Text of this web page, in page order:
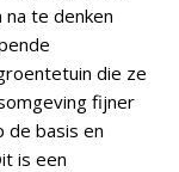
na te denken
die ze
fijner
de basis en
is een